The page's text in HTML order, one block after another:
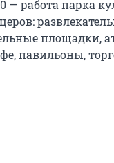
— работа парка
площадки,
павильоны,